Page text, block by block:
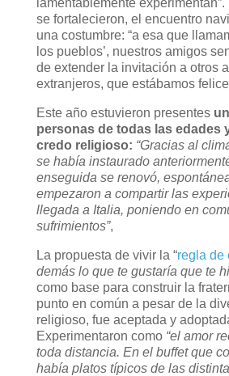
se fortalecieron, el encuentro
una costumbre: “a esa que
los pueblos’, nuestros amigos
de extender la invitación a otros
extranjeros, que estábamos
Este año estuvieron presentes
personas de todas las edades
credo religioso: “Gracias al
se había instaurado
enseguida se renovó,
empezaron a compartir las
llegada a Italia, poniendo en
sufrimientos”,
La propuesta de vivir la “regla de
demás lo que te gustaría que te
como base para construir la
punto en común a pesar de la
religioso, fue aceptada y
Experimentaron como “el amor
toda distancia. En el buffet que
había platos típicos de las